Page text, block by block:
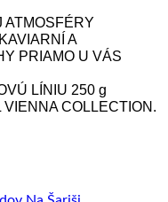
ATMOSFÉRY
A
PRIAMO U VÁS
LÍNIU 250 g
COLLECTION.